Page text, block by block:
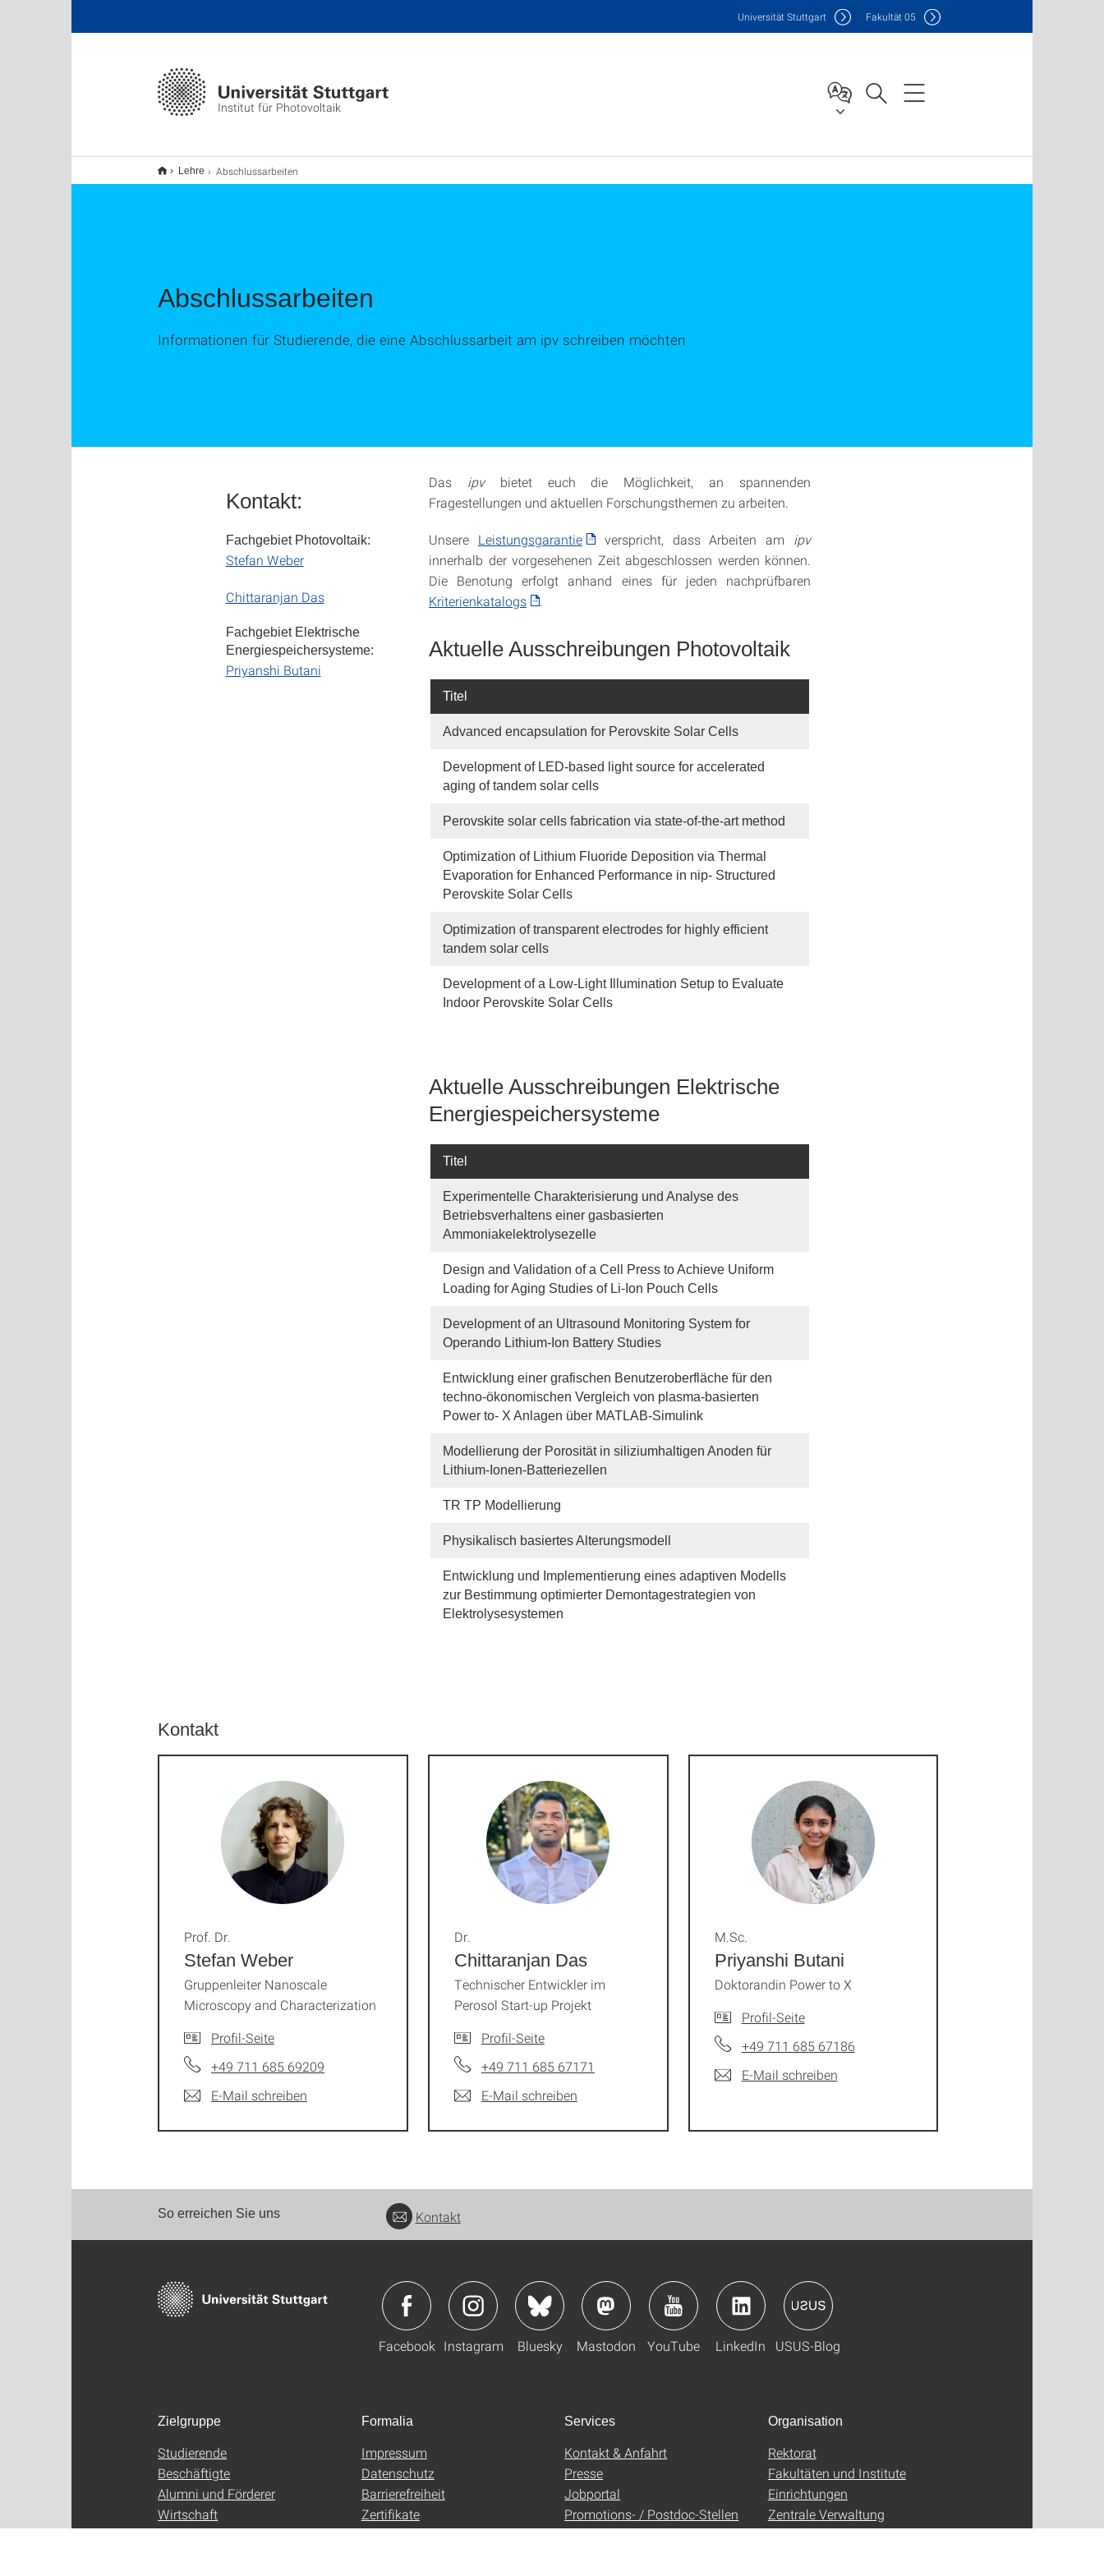
Institut für Photovoltaik
Universität Stuttgart Fakultät05
Lehre Abschlussarbeiten
Abschlussarbeiten
Informationen für Studierende, die eine Abschlussarbeit am ipv schreiben möchten
Kontakt:
Fachgebiet Photovoltaik:
Stefan Weber
Chittaranjan Das
Fachgebiet Elektrische
Energiespeichersysteme:
Priyanshi Butani
Das ipvbietet euch die Möglichkeit, an spannenden
Fragestellungen und aktuellen Forschungsthemen zu arbeiten.
Unsere Leistungsgarantie verspricht, dass Arbeiten am ipv
innerhalb der vorgesehenen Zeit abgeschlossen werden können.
Die Benotung erfolgt anhand eines für jeden nachprüfbaren
Kriterienkatalogs
Aktuelle Ausschreibungen Photovoltaik
Titel
Advanced encapsulation for Perovskite Solar Cells
Development of LED-based light source for accelerated
aging of tandem solar cells
Perovskite solar cells fabrication via state-of-the-art method
Optimization of Lithium Fluoride Deposition via Thermal
Evaporation for Enhanced Performance in nip- Structured
Perovskite Solar Cells
Optimization of transparent electrodes for highly efficient
tandem solar cells
Development of a Low-Light Illumination Setup to Evaluate
Indoor Perovskite Solar Cells
Aktuelle Ausschreibungen Elektrische
Energiespeichersysteme
Titel
Experimentelle Charakterisierung und Analyse des
Betriebsverhaltens einer gasbasierten
Ammoniakelektrolysezelle
Design and Validation of a Cell Press to Achieve Uniform
Loading for Aging Studies of Li-Ion Pouch Cells
Development of an Ultrasound Monitoring System for
Operando Lithium-Ion Battery Studies
Entwicklung einer grafischen Benutzeroberfläche für den
techno-ökonomischen Vergleich von plasma-basierten
Power to- X Anlagen über MATLAB-Simulink
Modellierung der Porosität in siliziumhaltigen Anoden für
Lithium-Ionen-Batteriezellen
TR TP Modellierung
Physikalisch basiertes Alterungsmodell
Entwicklung und Implementierung eines adaptiven Modells
zur Bestimmung optimierter Demontagestrategien von
Elektrolysesystemen
Kontakt
Stefan Weber
Prof. Dr.
Gruppenleiter Nanoscale
Microscopy and Characterization
Profil-Seite
+49 711 685 69209
E-Mail schreiben
Chittaranjan Das
Dr.
Technischer Entwickler im
Perosol Start-up Projekt
Profil-Seite
+49 711 685 67171
E-Mail schreiben
Priyanshi Butani
M.Sc.
Doktorandin Power to X
Profil-Seite
+49 711 685 67186
E-Mail schreiben
So erreichen Sie uns Kontakt
Facebook Instagram Bluesky Mastodon YouTube LinkedIn USUS-Blog
Zielgruppe
Studierende
Beschäftigte
Alumni und Förderer
Wirtschaft
Formalia
Impressum
Datenschutz
Barrierefreiheit
Zertifikate
Services
Kontakt & Anfahrt
Presse
Jobportal
Promotions- / Postdoc-Stellen
Organisation
Rektorat
Fakultäten und Institute
Einrichtungen
Zentrale Verwaltung